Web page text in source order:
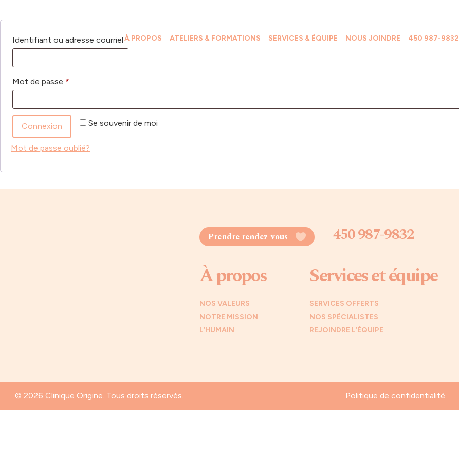
À PROPOS ATELIERS & FORMATIONS SERVICES & ÉQUIPE NOUS JOINDRE 450 987-9832
Identifiant ou adresse courriel*
Mot de passe *
Se souvenir de moi
Connexion
Mot de passe oublié?
Prendre rendez-vous 450 987-9832
À propos
NOS VALEURS
NOTRE MISSION
L’HUMAIN
Services et équipe
SERVICES OFFERTS
NOS SPÉCIALISTES
REJOINDRE L’ÉQUIPE
© 2026 Clinique Origine. Tous droits réservés. Politique de confidentialité